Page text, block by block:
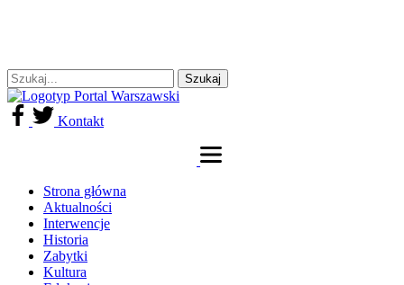
Kontakt
Strona główna
Aktualności
Interwencje
Historia
Zabytki
Kultura